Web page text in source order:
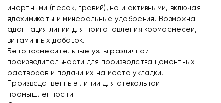
инертными (песок, гравий), но и активными, включая
ядохимикаты и минеральные удобрения. Возможна
адаптация линии для приготовления кормосмесей,
витаминных добавок.
Бетоносмесительные узлы различной
производительности для производства цементных
растворов и подачи их на место укладки.
Производственные линии для стекольной
промышленности.